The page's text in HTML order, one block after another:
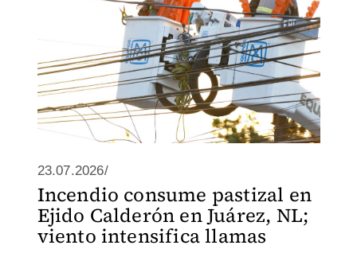
23.07.2026/
Incendio consume pastizal en
Ejido Calderón en Juárez, NL;
viento intensifica llamas